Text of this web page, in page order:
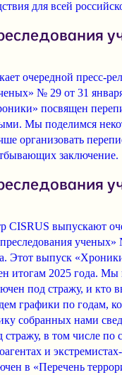
для всей
очередной пресс-
№ 29 от 31
посвящен
Мы поделимся
организовать
заключение.
CISRUS выпускают
ученых»
Этот выпуск
итогам 2025 года. Мы
под стражу, и кто
графики по годам,
собранных нами
в том числе по
и
в «Перечень